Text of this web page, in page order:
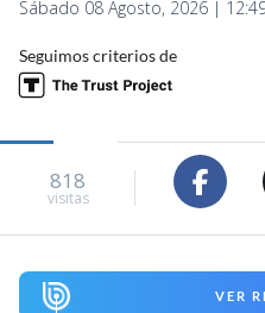
Sábado 08 Agosto, 2026 |
Seguimos criterios de
818
visitas
VER